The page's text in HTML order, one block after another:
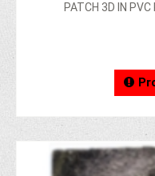
PATCH 3D IN